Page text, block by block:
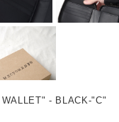
- BLACK-"C"